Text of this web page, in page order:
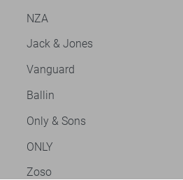
NZA
Jack & Jones
Vanguard
Ballin
Only & Sons
ONLY
Zoso